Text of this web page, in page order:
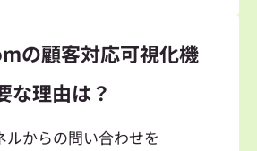
の顧客対応可視化機
な理由は？
ルからの問い合わせを